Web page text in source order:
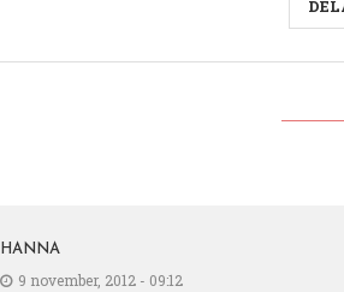
HANNA
9 november, 2012 - 09:12